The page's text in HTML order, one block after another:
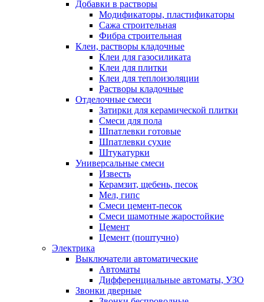
Добавки в растворы
Модификаторы, пластификаторы
Сажа строительная
Фибра строительная
Клеи, растворы кладочные
Клеи для газосиликата
Клеи для плитки
Клеи для теплоизоляции
Растворы кладочные
Отделочные смеси
Затирки для керамической плитки
Смеси для пола
Шпатлевки готовые
Шпатлевки сухие
Штукатурки
Универсальные смеси
Известь
Керамзит, щебень, песок
Мел, гипс
Смеси цемент-песок
Смеси шамотные жаростойкие
Цемент
Цемент (поштучно)
Электрика
Выключатели автоматические
Автоматы
Дифференциальные автоматы, УЗО
Звонки дверные